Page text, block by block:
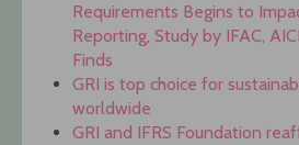
Requirements Begins to
Reporting, Study by IFAC,
Finds
GRI is top choice for
worldwide
GRI and IFRS Foundation